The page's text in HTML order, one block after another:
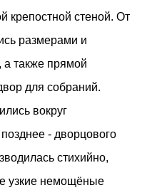
крепостной стеной. От
размерами и
а также прямой
для собраний.
вокруг
- дворцового
стихийно,
узкие немощёные